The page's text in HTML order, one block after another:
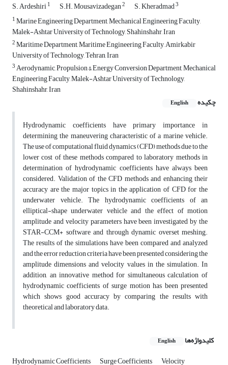
S. Ardeshiri1 S.H. Mousavizadegan2 S. Kheradmad3
1Marine Engineering Department, Mechanical Engineering Faculty,
Malek-Ashtar University of Technology, Shahinshahr, Iran
2Maritime Department, Maritime Engineering Faculty, Amirkabir
University of Technology, Tehran, Iran
3Aerodynamic, Propulsion & Energy Conversion Department, Mechanical
Engineering Faculty, Malek-Ashtar University of Technology,
Shahinshahr, Iran
چکیده
English
Hydrodynamic coefficients have primary importance in
determining the maneuvering characteristic of a marine vehicle.
The use of computational fluid dynamics (CFD) methods due to the
lower cost of these methods compared to laboratory methods in
determination of hydrodynamic coefficients have always been
considered. Validation of the CFD methods and enhancing their
accuracy are the major topics in the application of CFD for the
underwater vehicle. The hydrodynamic coefficients of an
elliptical-shape underwater vehicle and the effect of motion
amplitude and velocity parameters have been investigated by the
STAR-CCM+ software and through dynamic overset meshing.
The results of the simulations have been compared and analyzed
and the error reduction criteria have been presented considering the
amplitude dimensions and velocity values in the simulation. In
addition, an innovative method for simultaneous calculation of
hydrodynamic coefficients of surge motion has been presented
which shows good accuracy by comparing the results with
theoretical and laboratory data.
کلیدواژه‌ها English
Hydrodynamic Coefficients Surge Coefficients Velocity